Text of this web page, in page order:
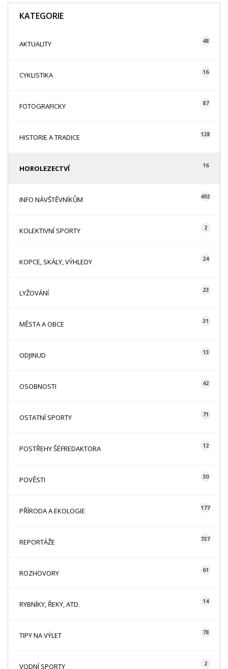
KATEGORIE
AKTUALITY 48
CYKLISTIKA 16
FOTOGRAFICKY 87
HISTORIE A TRADICE 128
HOROLEZECTVÍ 16
INFO NÁVŠTĚVNÍKŮM 492
KOLEKTIVNÍ SPORTY 2
KOPCE, SKÁLY, VÝHLEDY 24
LYŽOVÁNÍ 23
MĚSTA A OBCE 31
ODJINUD 13
OSOBNOSTI 42
OSTATNÍ SPORTY 71
POSTŘEHY ŠÉFREDAKTORA 12
POVĚSTI 30
PŘÍRODA A EKOLOGIE 177
REPORTÁŽE 737
ROZHOVORY 61
RYBNÍKY, ŘEKY, ATD. 14
TIPY NA VÝLET 78
VODNÍ SPORTY 2